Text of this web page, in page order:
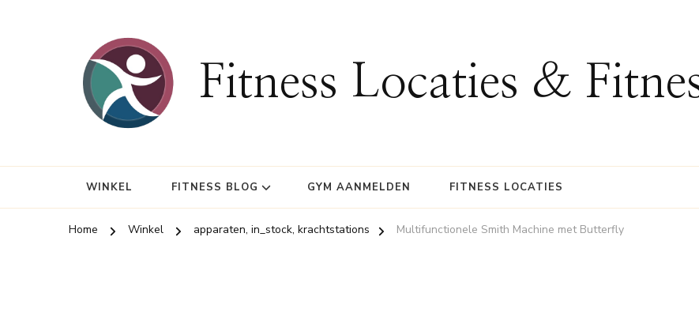
Fitness Locaties &
WINKEL FITNESS BLOG GYM AANMELDEN FITNESS LOCATIES
Home Winkel apparaten, in_stock, krachtstations Multifunctionele Smith Machine met Butterfly